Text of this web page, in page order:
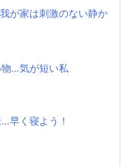
が家は刺激のない静か
…気が短い私
早く寝よう！